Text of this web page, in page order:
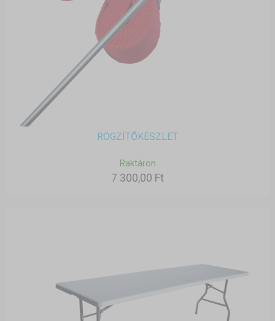
RÖGZÍTŐKÉSZLET
Raktáron
7 300,00 Ft